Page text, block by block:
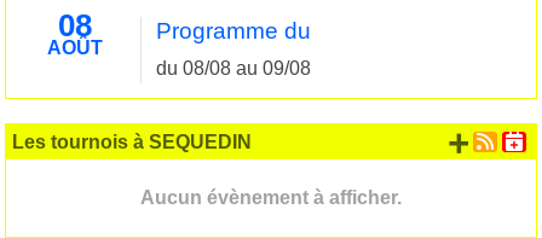
08
AOÛT
Programme du
du 08/08 au 09/08
Les tournois à SEQUEDIN
Aucun évènement à afficher.
+